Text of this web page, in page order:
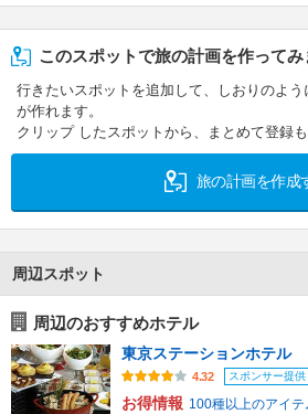
このスポットで旅の計画を作ってみ
行きたいスポットを追加して、しおりのよう
が作れます。
クリップ したスポットから、まとめて登録も
旅の計画を作成
周辺スポット
周辺のおすすめホテル
東京ステーションホテル
4.32 スポンサー提供
お得情報 100種以上のアイ